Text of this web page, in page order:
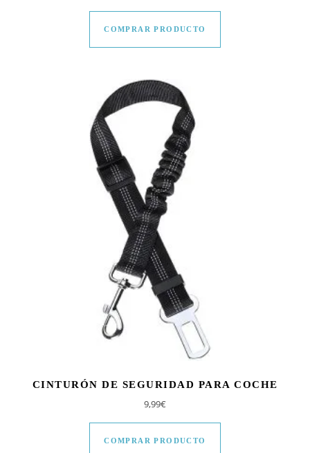
COMPRAR PRODUCTO
CINTURÓN DE SEGURIDAD PARA COCHE
9,99€
COMPRAR PRODUCTO